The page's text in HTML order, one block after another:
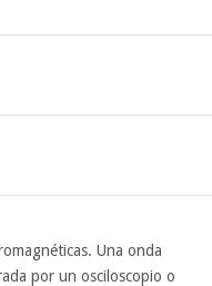
Una onda
por un osciloscopio o